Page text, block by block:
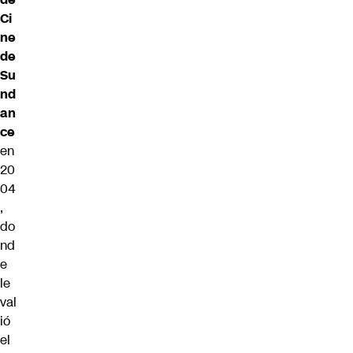
Ci
ne
de
Su
nd
an
ce
en
20
04
,
do
nd
e
le
val
ió
el